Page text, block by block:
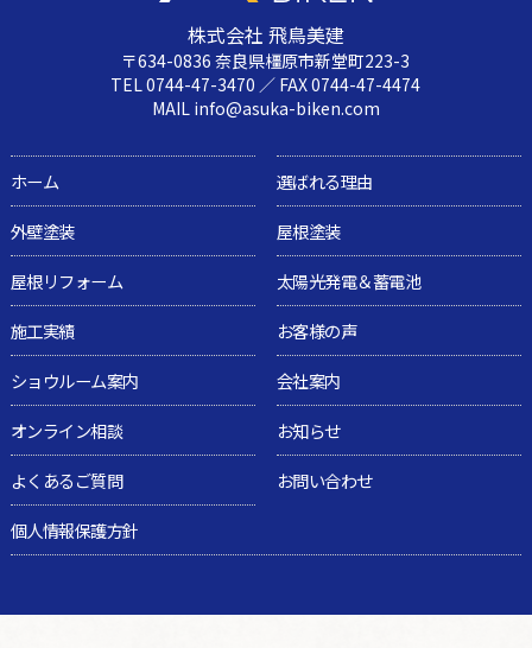
株式会社 飛鳥美建
〒634-0836 奈良県橿原市新堂町223-3
TEL 0744-47-3470 ／ FAX 0744-47-4474
MAIL info@asuka-biken.com
ホーム
選ばれる理由
外壁塗装
屋根塗装
屋根リフォーム
太陽光発電＆蓄電池
施工実績
お客様の声
ショウルーム案内
会社案内
オンライン相談
お知らせ
よくあるご質問
お問い合わせ
個人情報保護方針